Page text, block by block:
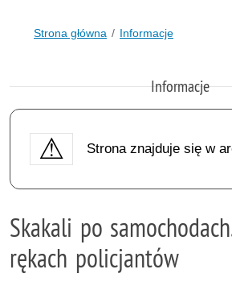
Strona główna Informacje
Informacje
Strona znajduje się w
Skakali po
rękach policjantów